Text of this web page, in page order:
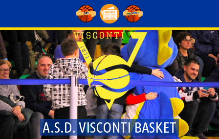
content
A.S.D. VISCONTI BASKET